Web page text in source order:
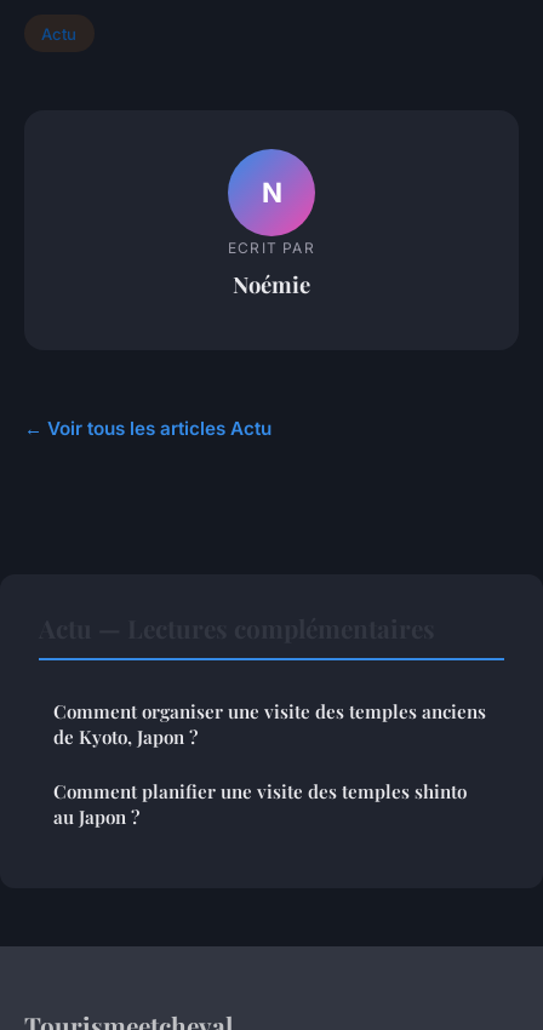
Actu
N
ECRIT PAR
Noémie
← Voir tous les articles Actu
Comment organiser une visite des temples anciens
de Kyoto, Japon ?
Comment planifier une visite des temples shinto
au Japon ?